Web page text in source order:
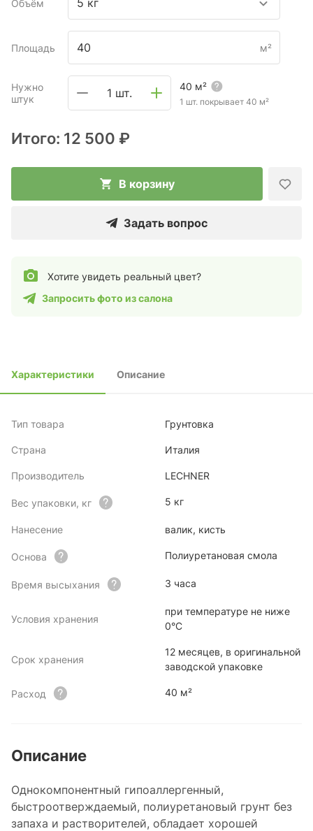
Объём
Площадь м²
Нужно
штук
1 шт. 40 м²
1 шт. покрывает 40 м²
Итого: 12 500 ₽
В корзину
Задать вопрос
Хотите увидеть реальный цвет?
Запросить фото из салона
Характеристики Описание
Тип товара Грунтовка
Страна Италия
Производитель LECHNER
Вес упаковки, кг 5 кг
Нанесение валик, кисть
Основа Полиуретановая смола
Время высыхания 3 часа
Условия хранения
при температуре не ниже
0°С
Срок хранения
12 месяцев, в оригинальной
заводской упаковке
Расход 40 м²
Описание
Однокомпонентный гипоаллергенный,
быстроотверждаемый, полиуретановый грунт без
запаха и растворителей, обладает хорошей